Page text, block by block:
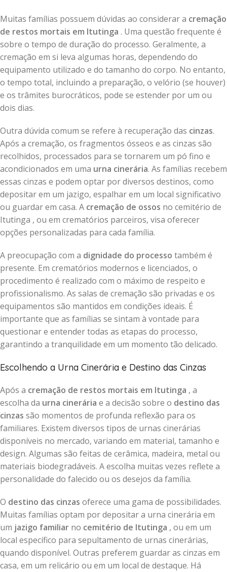
Muitas famílias possuem dúvidas ao considerar a cremação
de restos mortais em Itutinga . Uma questão frequente é
sobre o tempo de duração do processo. Geralmente, a
cremação em si leva algumas horas, dependendo do
equipamento utilizado e do tamanho do corpo. No entanto,
o tempo total, incluindo a preparação, o velório (se houver)
e os trâmites burocráticos, pode se estender por um ou
dois dias.
Outra dúvida comum se refere à recuperação das cinzas.
Após a cremação, os fragmentos ósseos e as cinzas são
recolhidos, processados para se tornarem um pó fino e
acondicionados em uma urna cinerária. As famílias recebem
essas cinzas e podem optar por diversos destinos, como
depositar em um jazigo, espalhar em um local significativo
ou guardar em casa. A cremação de ossos no cemitério de
Itutinga , ou em crematórios parceiros, visa oferecer
opções personalizadas para cada família.
A preocupação com a dignidade do processo também é
presente. Em crematórios modernos e licenciados, o
procedimento é realizado com o máximo de respeito e
profissionalismo. As salas de cremação são privadas e os
equipamentos são mantidos em condições ideais. É
importante que as famílias se sintam à vontade para
questionar e entender todas as etapas do processo,
garantindo a tranquilidade em um momento tão delicado.
Escolhendo a Urna Cinerária e Destino das Cinzas
Após a cremação de restos mortais em Itutinga , a
escolha da urna cinerária e a decisão sobre o destino das
cinzas são momentos de profunda reflexão para os
familiares. Existem diversos tipos de urnas cinerárias
disponíveis no mercado, variando em material, tamanho e
design. Algumas são feitas de cerâmica, madeira, metal ou
materiais biodegradáveis. A escolha muitas vezes reflete a
personalidade do falecido ou os desejos da família.
O destino das cinzas oferece uma gama de possibilidades.
Muitas famílias optam por depositar a urna cinerária em
um jazigo familiar no cemitério de Itutinga , ou em um
local específico para sepultamento de urnas cinerárias,
quando disponível. Outras preferem guardar as cinzas em
casa, em um relicário ou em um local de destaque. Há